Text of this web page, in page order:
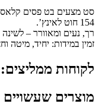
154 חוט לאינץ’.
רך, נעים ומאוורר –
זמין במידות: יחיד, מיטה
לקוחות ממליצים:
מוצרים שעשויים